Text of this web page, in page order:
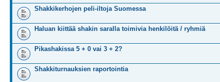
Shakkikerhojen peli-iltoja Suomessa
Haluan kiittää shakin saralla toimivia henkilöitä / ryhmiä
Pikashakissa 5 + 0 vai 3 + 2?
Shakkiturnauksien raportointia